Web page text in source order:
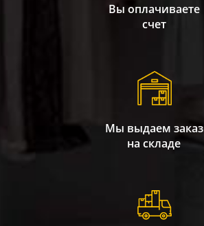
Вы оплачиваете
счет
Мы выдаем заказ
на складе